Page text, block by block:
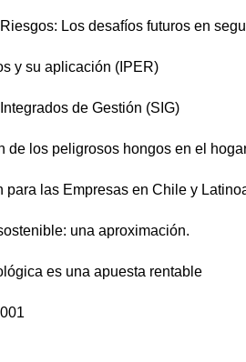
Los desafíos futuros en
y su aplicación (IPER)
de Gestión (SIG)
de los peligrosos hongos en el
las Empresas en Chile y
una aproximación.
es una apuesta rentable